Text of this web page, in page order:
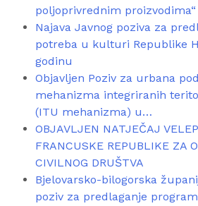
poljoprivrednim
Najava Javnog poziva za
potreba u kulturi Republike
godinu
Objavljen Poziv za urbana
mehanizma integriranih
(ITU mehanizma) u…
OBJAVLJEN NATJEČAJ
FRANCUSKE REPUBLIKE ZA
CIVILNOG DRUŠTVA
Bjelovarsko-bilogorska
poziv za predlaganje